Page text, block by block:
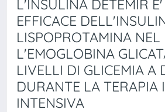
L'INSULINA DETEMIR
EFFICACE
LISPOPROTAMINA NEL
L'EMOGLOBINA
LIVELLI DI GLICEMIA A
DURANTE LA TERAPIA
INTENSIVA